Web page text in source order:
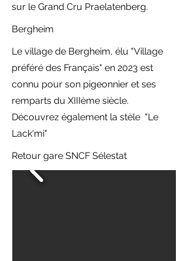
sur le Grand Cru Praelatenberg.
Bergheim
Le village de Bergheim, élu "Village
préféré des Français" en 2023 est
connu pour son pigeonnier et ses
remparts du XIIIème siècle.
Découvrez également la stèle "Le
Lack'mi"
Retour gare SNCF Sélestat